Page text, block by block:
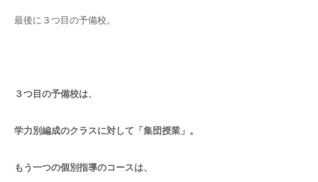
最後に３つ目の予備校。
３つ目の予備校は、
学力別編成のクラスに対して「集団授業」。
もう一つの個別指導のコースは、
お問い合わせ